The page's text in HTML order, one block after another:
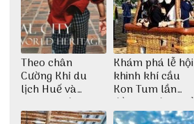
Theo chân
Cường Khỉ du
lịch Huế và
check-in đúng
những góc chụp
Khám phá lễ hội
khinh khí cầu
Kon Tum lần
đầu tiên được tổ
chức